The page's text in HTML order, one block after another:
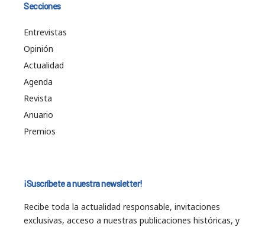
Secciones
Entrevistas
Opinión
Actualidad
Agenda
Revista
Anuario
Premios
¡Suscríbete a nuestra newsletter!
Recibe toda la actualidad responsable, invitaciones
exclusivas, acceso a nuestras publicaciones históricas, y